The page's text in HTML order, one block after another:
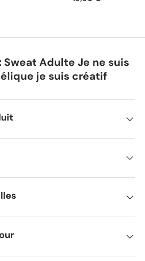
Sweat Adulte Je ne suis
je suis créatif